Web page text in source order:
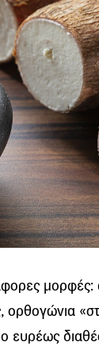
ευρέως